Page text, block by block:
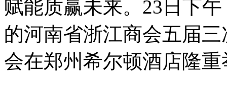
赋能质赢未来。23日下
的河南省浙江商会五届
会在郑州希尔顿酒店隆重